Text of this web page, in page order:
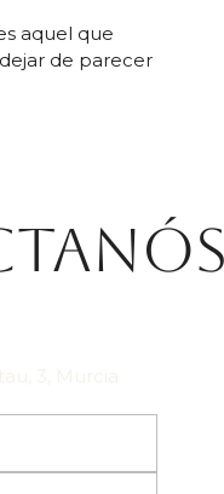
aquel que
de parecer